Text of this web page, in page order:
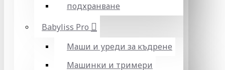
подхранване
Babyliss Pro
Маши и уреди за къдрене
Машинки и тримери